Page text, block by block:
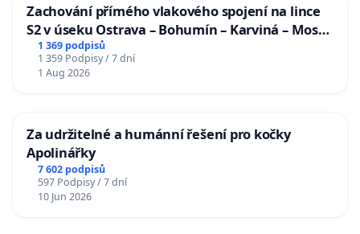
Zachování přímého vlakového spojení na lince
S2 v úseku Ostrava – Bohumín – Karviná – Mosty
u Jablunkova
1 369 podpisů
1 359 Podpisy / 7 dní
1 Aug 2026
Za udržitelné a humánní řešení pro kočky
Apolinářky
7 602 podpisů
597 Podpisy / 7 dní
10 Jun 2026